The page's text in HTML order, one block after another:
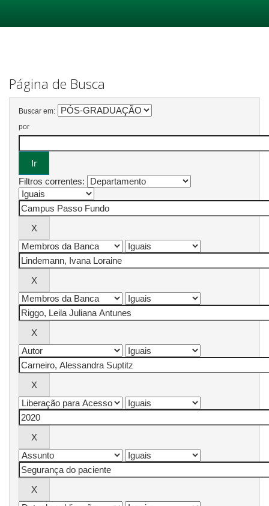
Página de Busca
Buscar em:
por
Filtros correntes: